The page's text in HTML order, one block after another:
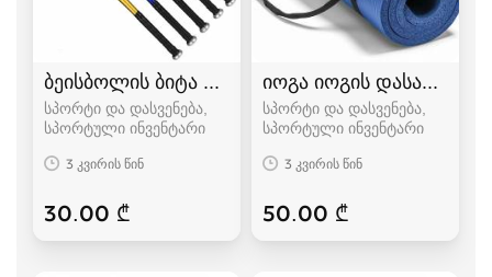
ბეისბოლის ბიტა bita
სპორტი და დასვენება,
სპორტული ინვენტარი
3 კვირის წინ
30.00 ₾
იოგა იოგის დასაფენი
სპორტი და დასვენება,
სპორტული ინვენტარი
3 კვირის წინ
50.00 ₾